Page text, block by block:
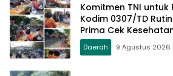
Komitmen TNI untuk
Kodim 0307/TD
Prima Cek
Day Setiap Minggu
Daerah 9 Agustus 2026